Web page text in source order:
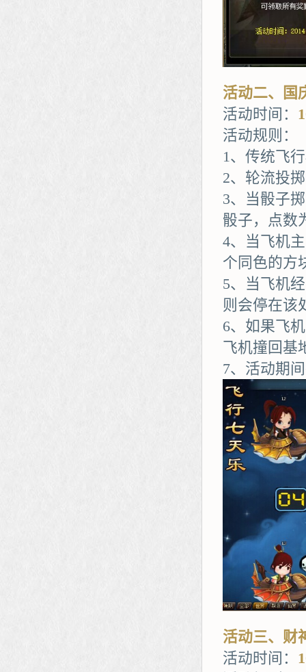
活动二、国
活动时间：
活动规则：
1、传统飞
2、轮流投
3、当骰子
骰子，点数
4、当飞机
个同色的方
5、当飞机
则会停在该
6、如果飞
飞机撞回基
7、活动期
活动三、财
活动时间：